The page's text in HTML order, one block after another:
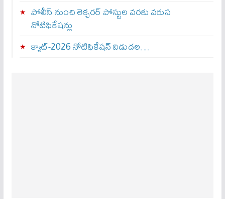
పోలీస్ నుంచి లెక్చరర్ పోస్టుల వరకు వరుస
నోటిఫికేషన్లు
క్యాట్-2026 నోటిఫికేషన్ విడుదల…